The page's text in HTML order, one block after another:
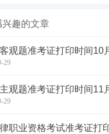
兴趣的文章
观题准考证打印时间10
29
观题准考证打印时间11
29
职业资格考试准考证打